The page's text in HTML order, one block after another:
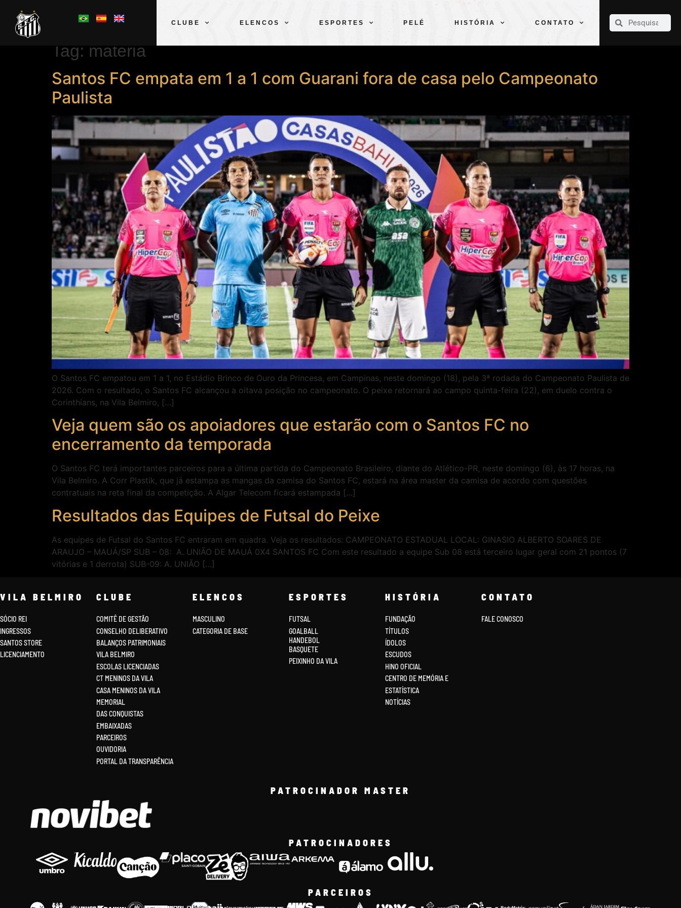
CLUBE ELENCOS ESPORTES PELÉ HISTÓRIA CONTATO
CLUBE
Tag: matéria
Santos FC empata em 1 a 1 com Guarani fora de casa pelo Campeonato
Paulista
O Santos FC empatou em 1 a 1, no Estádio Brinco de Ouro da Princesa, em Campinas, neste domingo (18), pela 3ª rodada do Campeonato Paulista de
2026. Com o resultado, o Santos FC alcançou a oitava posição no campeonato. O peixe retornará ao campo quinta-feira (22), em duelo contra o
Corinthians, na Vila Belmiro, […]
Veja quem são os apoiadores que estarão com o Santos FC no
encerramento da temporada
O Santos FC terá importantes parceiros para a última partida do Campeonato Brasileiro, diante do Atlético-PR, neste domingo (6), às 17 horas, na
Vila Belmiro. A Corr Plastik, que já estampa as mangas da camisa do Santos FC, estará na área master da camisa de acordo com questões
contratuais na reta final da competição. A Algar Telecom ficará estampada […]
Resultados das Equipes de Futsal do Peixe
As equipes de Futsal do Santos FC entraram em quadra. Veja os resultados: CAMPEONATO ESTADUAL LOCAL: GINASIO ALBERTO SOARES DE
ARAUJO – MAUÁ/SP SUB – 08: A. UNIÃO DE MAUÁ 0X4 SANTOS FC Com este resultado a equipe Sub 08 está terceiro lugar geral com 21 pontos (7
vitórias e 1 derrota) SUB-09: A. UNIÃO […]
VILA BELMIRO
SÓCIO REI
INGRESSOS
SANTOS STORE
LICENCIAMENTO
CLUBE
COMITÊ DE GESTÃO
CONSELHO DELIBERATIVO
BALANÇOS PATRIMONIAIS
VILA BELMIRO
ESCOLAS LICENCIADAS
CT MENINOS DA VILA
CASA MENINOS DA VILA
MEMORIAL
DAS CONQUISTAS
EMBAIXADAS
PARCEIROS
OUVIDORIA
PORTAL DA TRANSPARÊNCIA
ELENCOS
MASCULINO
CATEGORIA DE BASE
ESPORTES
FUTSAL
GOALBALL
HANDEBOL
BASQUETE
PEIXINHO DA VILA
HISTÓRIA
FUNDAÇÃO
TÍTULOS
ÍDOLOS
ESCUDOS
HINO OFICIAL
CENTRO DE MEMÓRIA E
ESTATÍSTICA
NOTÍCIAS
CONTATO
FALE CONOSCO
PATROCINADOR MASTER
PATROCINADORES
PARCEIROS